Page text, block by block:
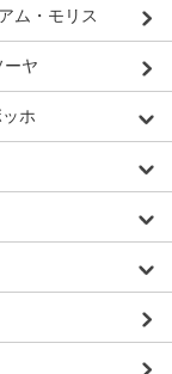
ム・モリス
ーヤ
ホ